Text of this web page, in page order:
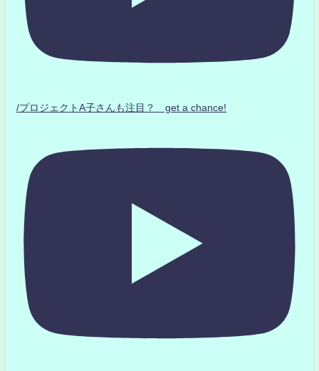
/プロジェクトA子さんも注目？ get a chance!